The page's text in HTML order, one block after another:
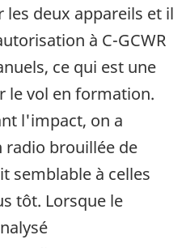
les deux appareils et il
à C-GCWR
ce qui est une
le vol en formation.
l'impact, on a
radio brouillée de
semblable à celles
tôt. Lorsque le